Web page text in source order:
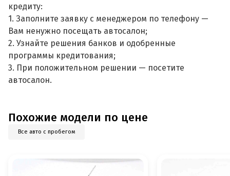
кредиту:
1. Заполните заявку с менеджером по телефону —
Вам ненужно посещать автосалон;
2. Узнайте решения банков и одобренные
программы кредитования;
3. При положительном решении — посетите
автосалон.
Похожие модели по цене
Все авто с пробегом